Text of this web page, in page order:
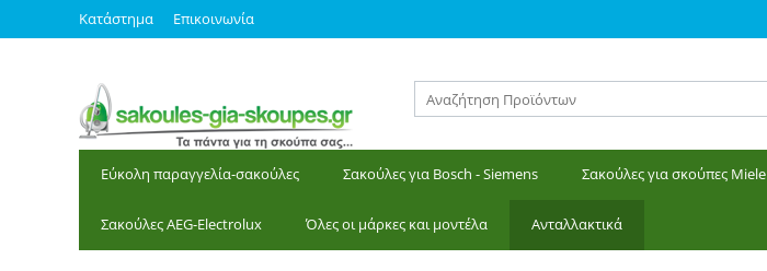
Κατάστημα Επικοινωνία
Εύκολη παραγγελία-σακούλες Σακούλες για Bosch - Siemens Σακούλες για σκούπες Miele
Σακούλες AEG-Electrolux Όλες οι μάρκες και μοντέλα Ανταλλακτικά